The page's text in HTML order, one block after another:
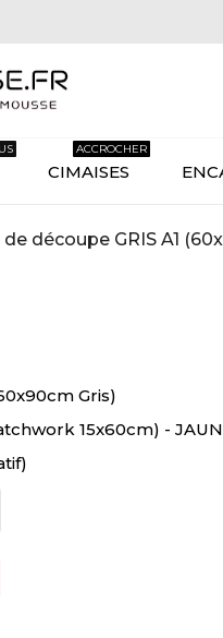
CIMAISES
ACCROCHER
découpe GRIS A1
Gris)
15x60cm) -